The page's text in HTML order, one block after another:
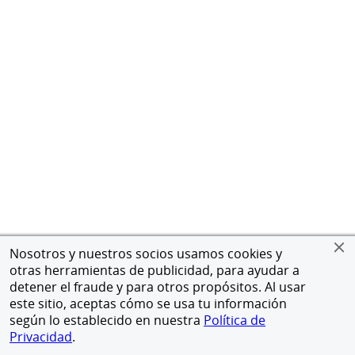
Nosotros y nuestros socios usamos cookies y
otras herramientas de publicidad, para ayudar a
detener el fraude y para otros propósitos. Al usar
este sitio, aceptas cómo se usa tu información
según lo establecido en nuestra Política de
Privacidad.